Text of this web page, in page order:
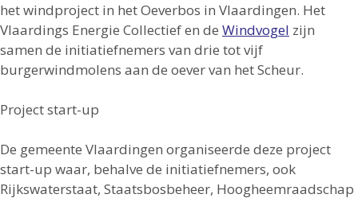
het windproject in het Oeverbos in Vlaardingen. Het
Vlaardings Energie Collectief en de Windvogel zijn
samen de initiatiefnemers van drie tot vijf
burgerwindmolens aan de oever van het Scheur.
Project start-up
De gemeente Vlaardingen organiseerde deze project
start-up waar, behalve de initiatiefnemers, ook
Rijkswaterstaat, Staatsbosbeheer, Hoogheemraadschap